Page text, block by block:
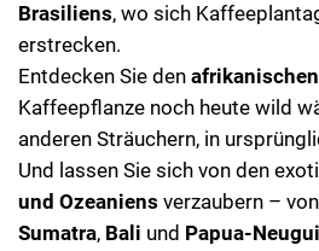
Brasiliens, wo sich
erstrecken.
Entdecken Sie den
Kaffeepflanze noch heute wild
anderen Sträuchern, in
Und lassen Sie sich von den
und Ozeaniens verzaubern – von
Sumatra, Bali und Papua-